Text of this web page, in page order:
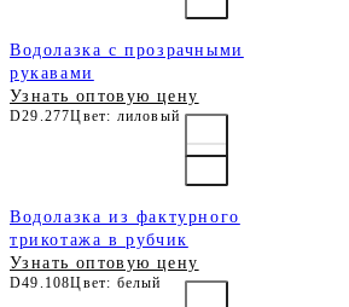
Водолазка с прозрачными
рукавами
Узнать оптовую цену
D29.277Цвет: лиловый
Водолазка из фактурного
трикотажа в рубчик
Узнать оптовую цену
D49.108Цвет: белый